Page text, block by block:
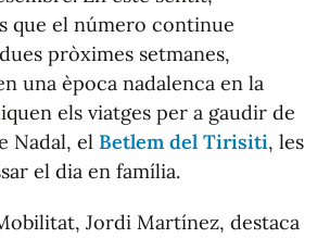
que el número continue
pròximes setmanes,
una època nadalenca en la
els viatges per a gaudir de
Nadal, el Betlem del Tirisiti, les
el dia en família.
Jordi Martínez, destaca